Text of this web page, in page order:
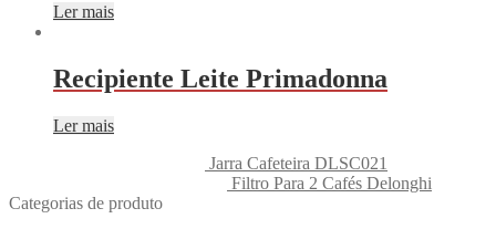
Ler mais
Recipiente Leite Primadonna
Ler mais
Jarra Cafeteira DLSC021
Filtro Para 2 Cafés Delonghi
Categorias de produto